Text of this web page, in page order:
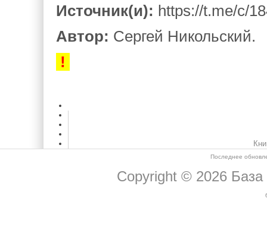
Источник(и): https://t.me/c/
Автор: Сергей Никольский.
!
Последнее
Copyright © 2026 База